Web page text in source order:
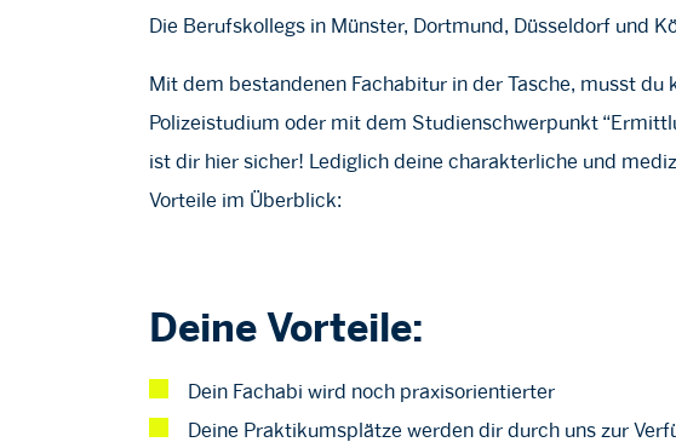
Die Berufskollegs in Münster, Dortmund, Düsseldorf und
Mit dem bestandenen Fachabitur in der Tasche, musst
Polizeistudium oder mit dem Studienschwerpunkt
ist dir hier sicher! Lediglich deine charakterliche und
Vorteile im Überblick:
Deine Vorteile:
Dein Fachabi wird noch praxisorientierter
Deine Praktikumsplätze werden dir durch uns zur